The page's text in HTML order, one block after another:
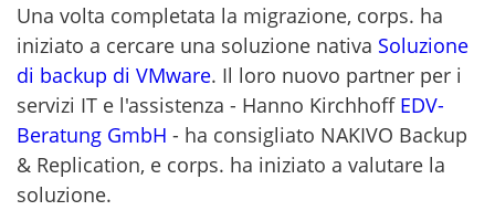
Una volta completata la migrazione, corps. ha
iniziato a cercare una soluzione nativa Soluzione
di backup di VMware. Il loro nuovo partner per i
servizi IT e l'assistenza - Hanno Kirchhoff EDV-
Beratung GmbH - ha consigliato NAKIVO Backup
& Replication, e corps. ha iniziato a valutare la
soluzione.